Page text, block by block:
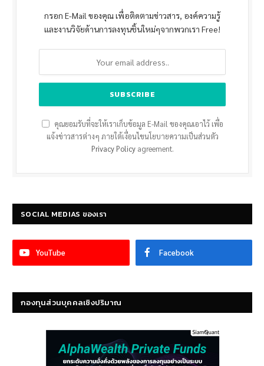
กรอก E-Mail ของคุณ เพื่อติดตามข่าวสาร, องค์ความรู้
และงานวิจัยด้านการลงทุนชิ้นใหม่ๆจากพวกเรา Free!
คุณยอมรับที่จะให้เราเก็บข้อมูล E-Mail ของคุณเอาไว้ เพื่อ
แจ้งข่าวสารต่างๆ ภายใต้เงื่อนไขนโยบายความเป็นส่วนตัว
Privacy Policyagreement.
SOCIAL MEDIAS ของเรา
YouTube Facebook
กองทุนส่วนบุคคลเชิงปริมาณ